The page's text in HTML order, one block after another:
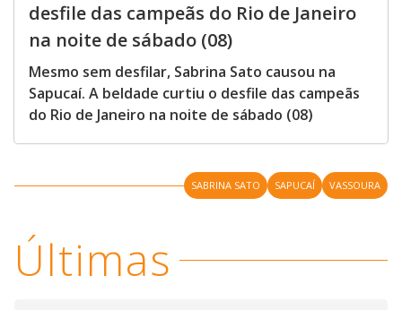
desfile das campeãs do Rio de Janeiro
na noite de sábado (08)
Mesmo sem desfilar, Sabrina Sato causou na
Sapucaí. A beldade curtiu o desfile das campeãs
do Rio de Janeiro na noite de sábado (08)
SABRINA SATO SAPUCAÍ VASSOURA
Últimas